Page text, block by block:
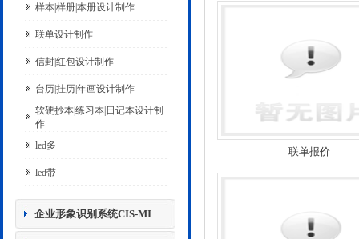
样本|样册|本册设计制作
联单设计制作
信封|红包设计制作
台历|挂历|年画设计制作
软硬抄本|练习本|日记本设计制
作
led多
led带
企业形象识别系统CIS-MI
联单报价